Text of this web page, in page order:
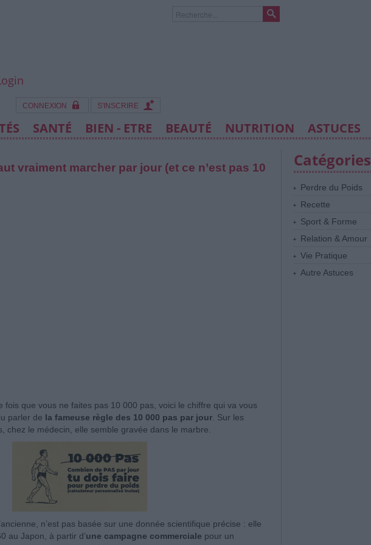
CONNEXION S'INSCRIRE
SANTÉ BIEN - ETRE BEAUTÉ NUTRITION ASTUCES
vraiment marcher par jour (et ce n’est pas 10
fois que vous ne faites pas 10 000 pas, voici le chiffre qui va vous
parler de la fameuse règle des 10 000 pas par jour . Sur les
chez le médecin, elle semble gravée dans le marbre.
n’est pas basée sur une donnée scientifique précise : elle
au Japon, à partir d’une campagne commerciale pour un
Catégories
Perdre du Poids
Recette
Sport & Forme
Relation & Amour
Vie Pratique
Autre Astuces